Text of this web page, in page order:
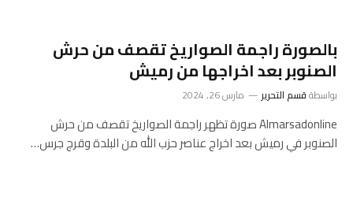
بالصورة راجمة الصواريخ تقصف من حرش
الصنوبر بعد اخراجها من رميش
بواسطةقسم التحرير مارس 26, 2024
Almarsadonline صورة تظهر راجمة الصواريخ تقصف من حرش
الصنوبر في رميش بعد اخراج عناصر حزب الله من البلدة وقرج جرس…